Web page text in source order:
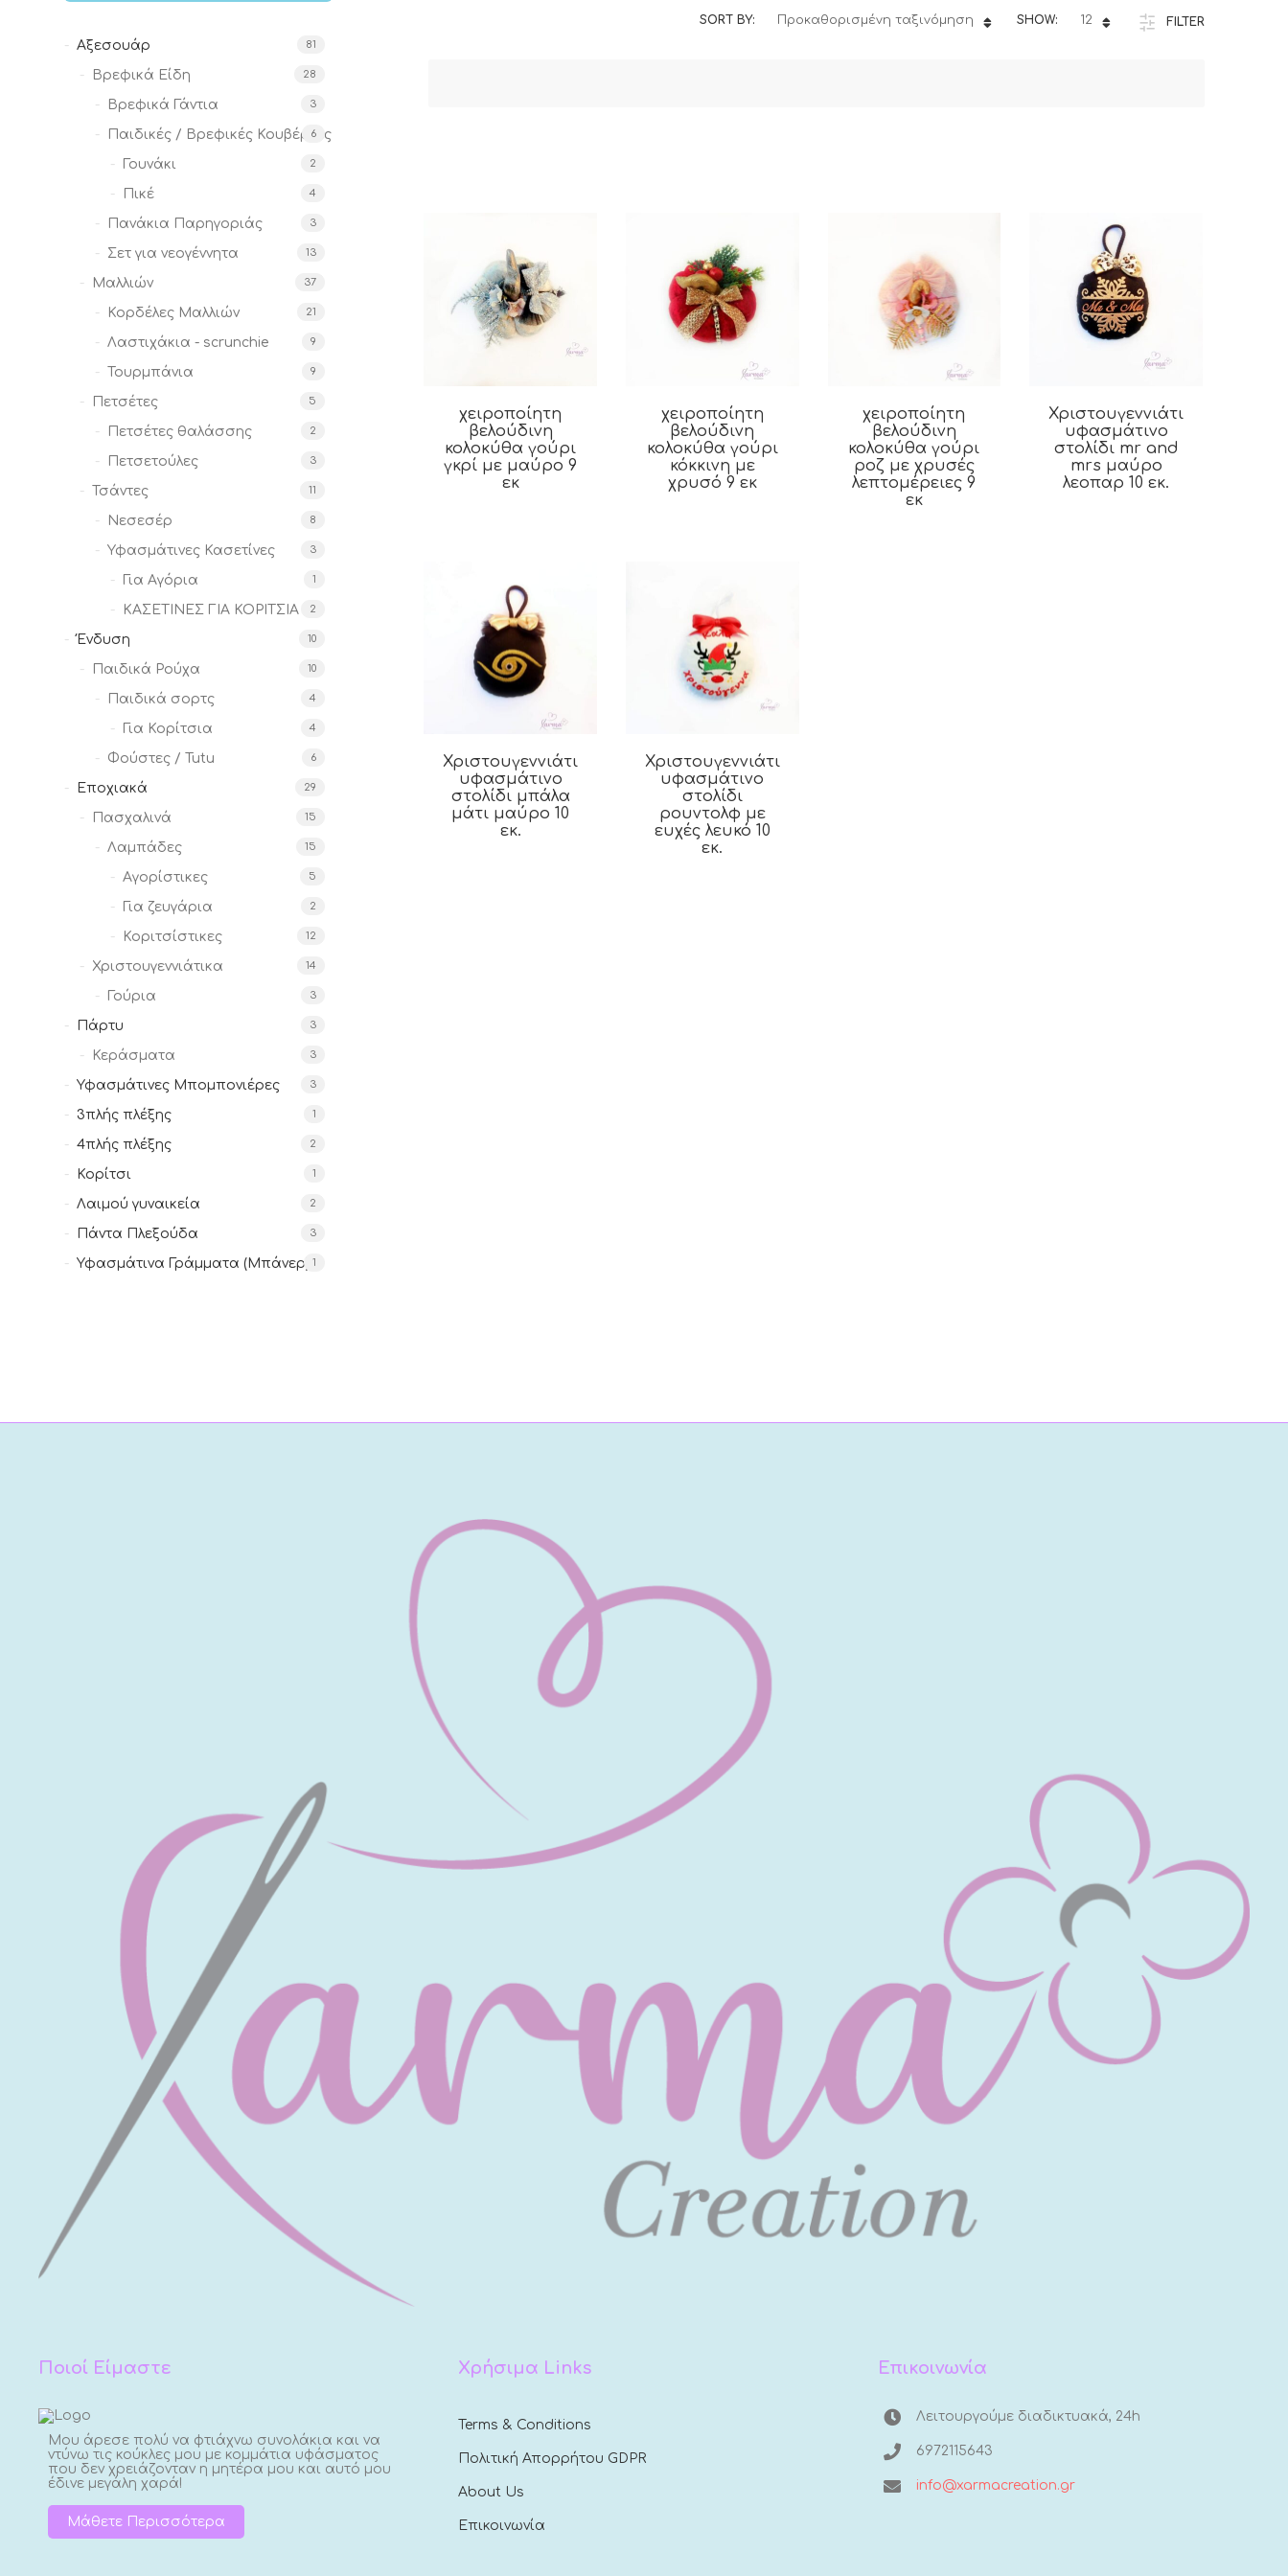
FILTER
SHOW: 12
SORT BY: Προκαθορισμένη ταξινόμηση
χειροποίητη
βελούδινη
κολοκύθα γούρι
γκρί με μαύρο 9
εκ
χειροποίητη
βελούδινη
κολοκύθα γούρι
κόκκινη με
χρυσό 9 εκ
χειροποίητη
βελούδινη
κολοκύθα γούρι
ροζ με χρυσές
λεπτομέρειες 9
εκ
Χριστουγεννιάτικο
υφασμάτινο
στολίδι mr and
mrs μαύρο
λεοπαρ 10 εκ.
Χριστουγεννιάτικο
υφασμάτινο
στολίδι μπάλα
μάτι μαύρο 10
εκ.
Χριστουγεννιάτικο
υφασμάτινο
στολίδι
ρουντολφ με
ευχές λευκό 10
εκ.
Αξεσουάρ 81
Βρεφικά Είδη 28
Βρεφικά Γάντια 3
Παιδικές / Βρεφικές Κουβέρτες
6
Γουνάκι 2
Πικέ 4
Πανάκια Παρηγοριάς 3
Σετ για νεογέννητα 13
Μαλλιών 37
Κορδέλες Μαλλιών 21
Λαστιχάκια - scrunchie 9
Τουρμπάνια 9
Πετσέτες 5
Πετσέτες θαλάσσης 2
Πετσετούλες 3
Τσάντες 11
Νεσεσέρ 8
Υφασμάτινες Κασετίνες 3
Για Αγόρια 1
ΚΑΣΕΤΙΝΕΣ ΓΙΑ ΚΟΡΙΤΣΙΑ 2
Ένδυση 10
Παιδικά Ρούχα 10
Παιδικά σορτς 4
Για Κορίτσια 4
Φούστες / Tutu 6
Εποχιακά 29
Πασχαλινά 15
Λαμπάδες 15
Αγορίστικες 5
Για ζευγάρια 2
Κοριτσίστικες 12
Χριστουγεννιάτικα 14
Γούρια 3
Πάρτυ 3
Κεράσματα 3
Υφασμάτινες Μπομπονιέρες 3
3πλής πλέξης 1
4πλής πλέξης 2
Κορίτσι 1
Λαιμού γυναικεία 2
Πάντα Πλεξούδα 3
Υφασμάτινα Γράμματα (Μπάνερ) 1
Ποιοί Είμαστε
Μου άρεσε πολύ να φτιάχνω συνολάκια και να
ντύνω τις κούκλες μου με κομμάτια υφάσματος
που δεν χρειάζονταν η μητέρα μου και αυτό μου
έδινε μεγάλη χαρά!
Μάθετε Περισσότερα
Χρήσιμα Links
Terms & Conditions
Πολιτική Απορρήτου GDPR
About Us
Επικοινωνία
Επικοινωνία
Λειτουργούμε διαδικτυακά, 24h
6972115643
info@xarmacreation.gr